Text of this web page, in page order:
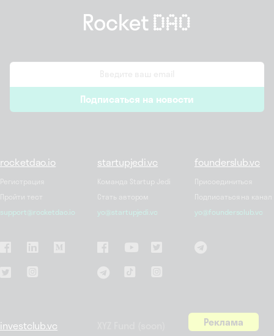
*
Подписаться на новости
rocketdao.io
Регистрация
Пройти тест
support@rocketdao.io
startupjedi.vc
Команда Startup Jedi
Стать автором
yo@startupjedi.vc
founderslub.vc
Присоединиться
Подписаться на канал
yo@foundersclub.vc
investclub.vc Реклама